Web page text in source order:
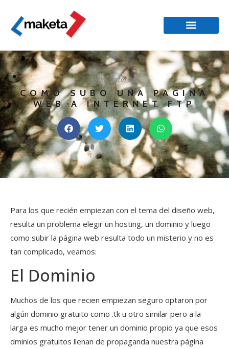
html, tutorial
COMO SUBO UNA PAGINA
WEB A INTERNET FTP
Para los que recién empiezan con el tema del diseño web,
resulta un problema elegir un hosting, un dominio y luego
como subir la página web resulta todo un misterio y no es
tan complicado, veamos:
El Dominio
Muchos de los que recien empiezan seguro optaron por
algún dominio gratuito como .tk u otro similar pero a la
larga es mucho mejor tener un dominio propio ya que esos
dminios gratuitos llenan de propaganda nuestra página